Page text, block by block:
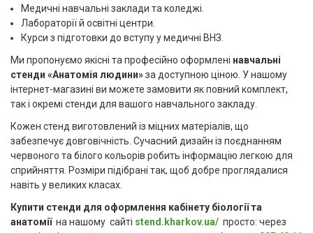
Медичні навчальні заклади та коледжі.
Лабораторії й освітні центри.
Курси з підготовки до вступу у медичні ВНЗ.
Ми пропонуємо якісні та професійно оформлені навчальні
стенди «Анатомія людини»за доступною ціною. У нашому
інтернет-магазині ви можете замовити як повний комплект,
так і окремі стенди для вашого навчального закладу.
Кожен стенд виготовлений із міцних матеріалів, що
забезпечує довговічність. Сучасний дизайн із поєднанням
червоного та білого кольорів робить інформацію легкою для
сприйняття. Розміри підібрані так, щоб добре проглядалися
навіть у великих класах.
Купити стенди для оформлення кабінету біології та
анатомії на нашому сайті stend.kharkov.ua/ просто: через